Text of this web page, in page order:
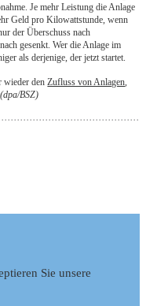
Je mehr Leistung die Anlage
Geld pro Kilowattstunde, wenn
der Überschuss nach
gesenkt. Wer die Anlage im
als derjenige, der jetzt startet.
wieder denZufluss von Anlagen,
(dpa/BSZ)
Sie unsere